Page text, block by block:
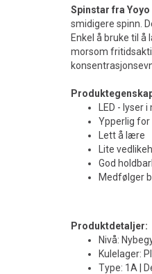
Spinstar fra
smidigere spinn.
Enkel å bruke til
morsom
LED - lyser
Ypperlig for
Lett å lære
Lite
God
Medfølger
Produktdetaljer:
Nivå:
Kulelager:
Type: 1A |